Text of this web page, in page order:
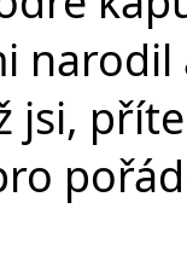
jsi,